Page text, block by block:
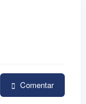
Comentar